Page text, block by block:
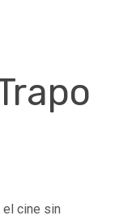
cine sin